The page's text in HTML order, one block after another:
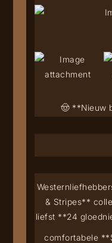
🤠 **Nieuw
& Stripes**
liefst **24
comfortabele